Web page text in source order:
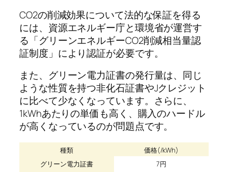
CO2の削減効果について法的な保証を得る
には、資源エネルギー庁と環境省が運営す
る「グリーンエネルギーCO2削減相当量認
証制度」により認証が必要です。
また、グリーン電力証書の発行量は、同じ
ような性質を持つ非化石証書やJクレジット
に比べて少なくなっています。さらに、
1kWhあたりの単価も高く、購入のハードル
が高くなっているのが問題点です。
種類
価格(/kWh)
グリーン電力証書
7円